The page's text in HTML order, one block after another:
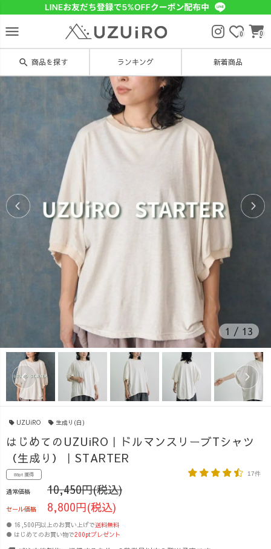
menu 0 0
search 商品を探す ランキング 新着商品
1 / 13
UZUiRO 生成り(白)
はじめてのUZUiRO｜ドルマンスリーブTシャツ
（生成り）｜STARTER
88pt 獲得 17件
通常価格 10,450円(税込)
セール価格 8,800円(税込)
● 16,500円以上のお買い上げで送料無料
● はじめてのお買い物で200ptプレゼント